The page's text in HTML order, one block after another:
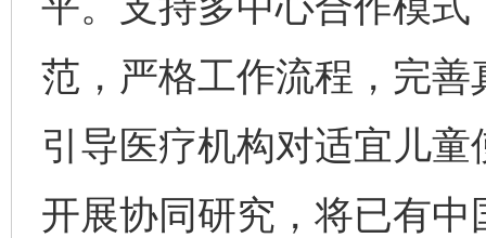
范，严格工作流程，完
引导医疗机构对适宜儿
开展协同研究，将已有